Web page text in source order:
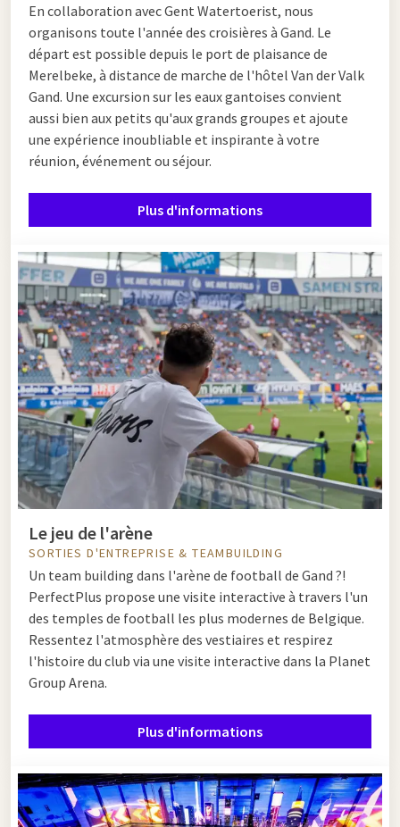
En collaboration avec Gent Watertoerist, nous
organisons toute l'année des croisières à Gand. Le
départ est possible depuis le port de plaisance de
Merelbeke, à distance de marche de l'hôtel Van der Valk
Gand. Une excursion sur les eaux gantoises convient
aussi bien aux petits qu'aux grands groupes et ajoute
une expérience inoubliable et inspirante à votre
réunion, événement ou séjour.
Plus d'informations
Le jeu de l'arène
SORTIES D'ENTREPRISE & TEAMBUILDING
Un team building dans l'arène de football de Gand ?!
PerfectPlus propose une visite interactive à travers l'un
des temples de football les plus modernes de Belgique.
Ressentez l'atmosphère des vestiaires et respirez
l'histoire du club via une visite interactive dans la Planet
Group Arena.
Plus d'informations